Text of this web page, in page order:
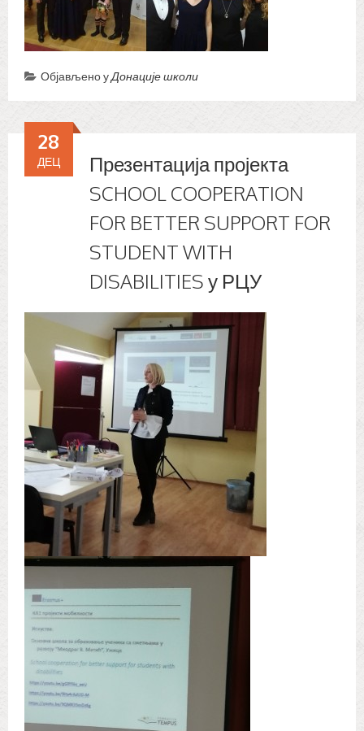
Објављено уДонације школи
Презентација пројекта
SCHOOL COOPERATION
FOR BETTER SUPPORT FOR
STUDENT WITH
DISABILITIES у РЦУ
28
ДЕЦ